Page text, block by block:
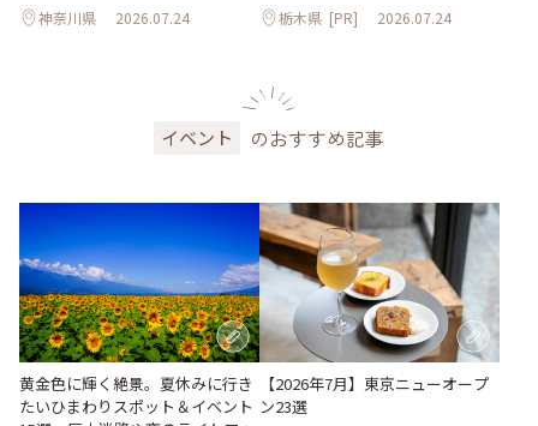
神奈川県 2026.07.24 栃木県 [PR] 2026.07.24
イベント のおすすめ記事
黄金色に輝く絶景。夏休みに行き
たいひまわりスポット＆イベント
【2026年7月】東京ニューオープ
ン23選